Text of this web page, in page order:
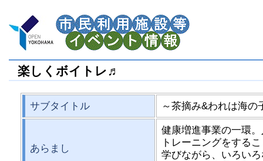
楽しくボイトレ♬
サブタイトル ～茶摘み&われは海の
あらまし
健康増進事業の一環
トレーニングをする
学びながら、いろい